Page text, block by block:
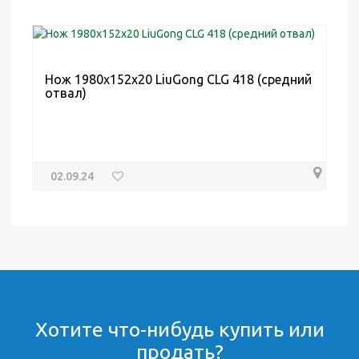
Нож 1980х152х20 LiuGong CLG 418 (средний
отвал)
02.09.24
Хотите что-нибудь купить или
продать?